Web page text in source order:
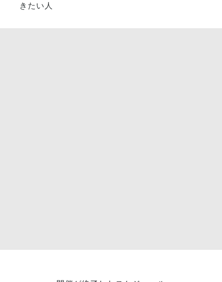
きたい人